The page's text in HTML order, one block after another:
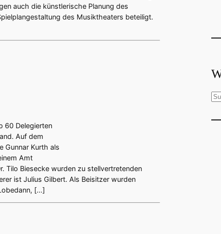
auch die künstlerische Planung des
des Musiktheaters beteiligt.
60 Delegierten
Auf dem
Gunnar Kurth als
Amt
Tilo Biesecke wurden zu stellvertretenden
ist Julius Gilbert. Als Beisitzer wurden
[…]
S
c